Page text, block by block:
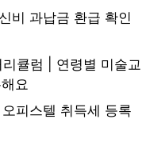
비 과납금 환급 확인
큘럼 | 연령별 미술교
요
피스텔 취득세 등록